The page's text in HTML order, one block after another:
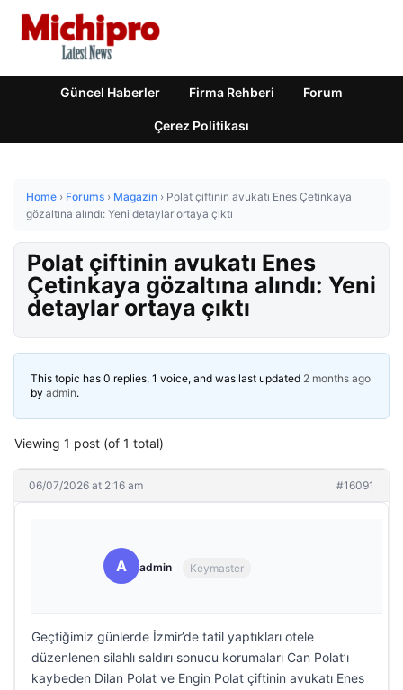
Güncel Haberler Firma Rehberi Forum
Çerez Politikası
Home › Forums › Magazin › Polat çiftinin avukatı Enes Çetinkaya
gözaltına alındı: Yeni detaylar ortaya çıktı
Polat çiftinin avukatı Enes
Çetinkaya gözaltına alındı: Yeni
detaylar ortaya çıktı
This topic has 0 replies, 1 voice, and was last updated 2 months ago
by admin.
Viewing 1 post (of 1 total)
06/07/2026 at 2:16 am #16091
A admin Keymaster
Geçtiğimiz günlerde İzmir’de tatil yaptıkları otele
düzenlenen silahlı saldırı sonucu korumaları Can Polat’ı
kaybeden Dilan Polat ve Engin Polat çiftinin avukatı Enes